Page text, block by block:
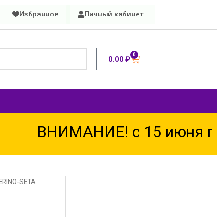
Избранное Личный кабинет
0.00 ₽ 0
ВНИМАНИЕ! с 15 июня по
SETA